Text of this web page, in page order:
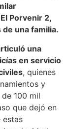
Porvenir 2,
una familia.
una
en servicio
, quienes
y
100 mil
que dejó en
estas